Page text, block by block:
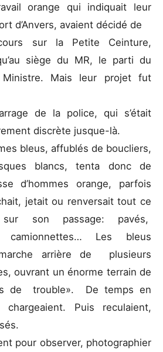
orange qui indiquait leur
d’Anvers, avaient décidé de
sur la Petite Ceinture,
siège du MR, le parti du
Ministre. Mais leur projet fut
de la police, qui s’était
discrète jusque-là.
bleus, affublés de boucliers,
blancs, tenta donc de
d’hommes orange, parfois
jetait ou renversait tout ce
sur son passage: pavés,
camionnettes… Les bleus
arrière de plusieurs
ouvrant un énorme terrain de
de trouble». De temps en
Puis reculaient,
pour observer, photographier